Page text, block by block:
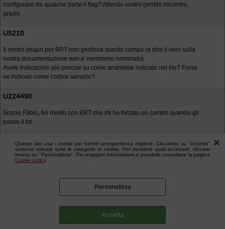
Questo sito usa i cookie per fornirti un'esperienza migliore. Cliccando su "Accetta"
saranno attivate tutte le categorie di cookie. Per decidere quali accettare, cliccare
invece su "Personalizza". Per maggiori informazioni è possibile consultare la pagina
Cookie policy.
Personalizza
Accetta
configurare da qualche parte il flag? Attendo vostro gentile riscontro,
grazie.
U5210
Il nostro plugin per BRT non gestisce questo campo (a dire il vero sulla
nostra documentazione non e' nemmeno nominato)
Avete indicazioni più precise su come andrebbe indicato nel file? Forse
va indicato come codice servizio?
U224490
Grazie Fabio, ho risolto con BRT che mi ha forzato un campo quando gli
passo il txt.